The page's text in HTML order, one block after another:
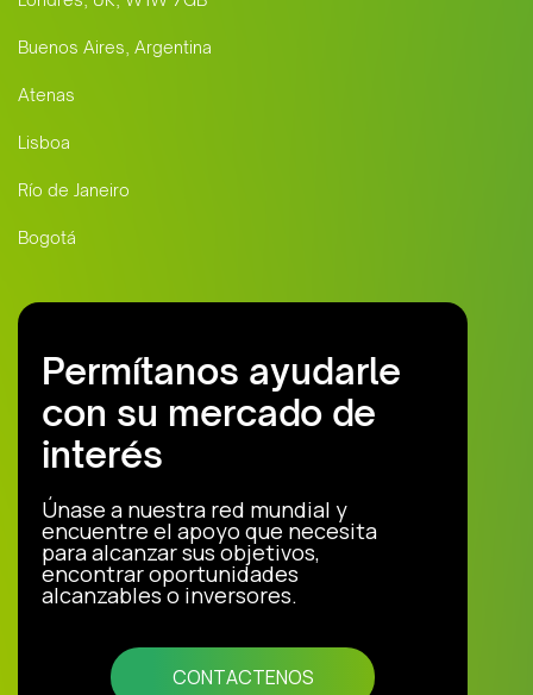
Buenos Aires, Argentina
Atenas
Lisboa
Río de Janeiro
Bogotá
Permítanos ayudarle
con su mercado de
interés
Únase a nuestra red mundial y
encuentre el apoyo que necesita
para alcanzar sus objetivos,
encontrar oportunidades
alcanzables o inversores.
CONTACTENOS